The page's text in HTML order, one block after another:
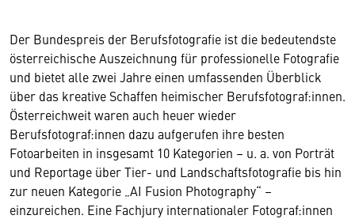
Der Bundespreis der Berufsfotografie ist die bedeutendste
österreichische Auszeichnung für professionelle Fotografie
und bietet alle zwei Jahre einen umfassenden Überblick
über das kreative Schaffen heimischer Berufsfotograf:innen.
Österreichweit waren auch heuer wieder
Berufsfotograf:innen dazu aufgerufen ihre besten
Fotoarbeiten in insgesamt 10 Kategorien – u. a. von Porträt
und Reportage über Tier- und Landschaftsfotografie bis hin
zur neuen Kategorie „AI Fusion Photography“ –
einzureichen. Eine Fachjury internationaler Fotograf:innen